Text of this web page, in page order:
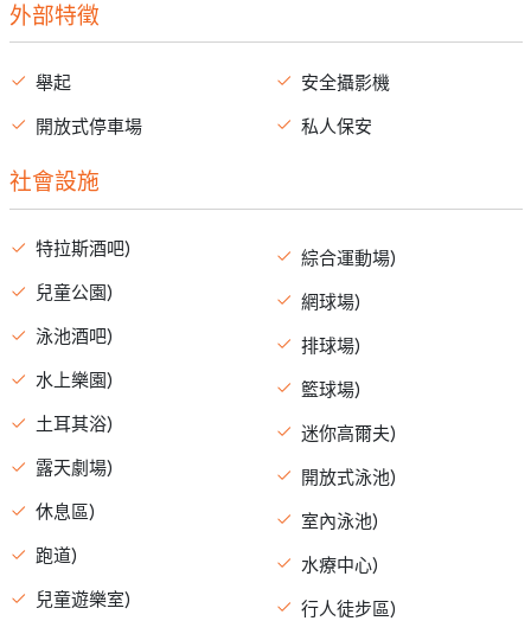
外部特徵
舉起
開放式停車場
安全攝影機
私人保安
社會設施
特拉斯酒吧)
兒童公園)
泳池酒吧)
水上樂園)
土耳其浴)
露天劇場)
休息區)
跑道)
兒童遊樂室)
綜合運動場)
網球場)
排球場)
籃球場)
迷你高爾夫)
開放式泳池)
室內泳池)
水療中心)
行人徒步區)